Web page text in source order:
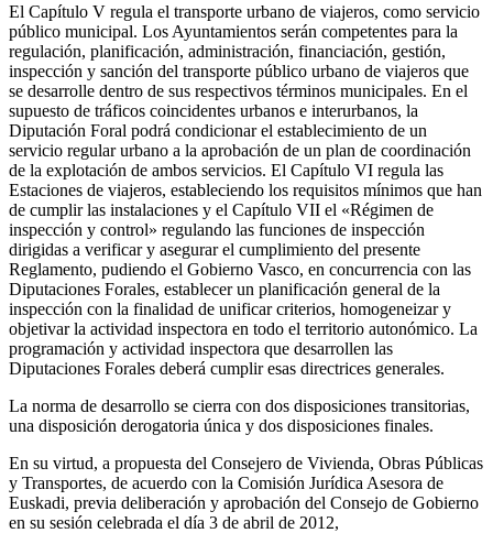
El Capítulo V regula el transporte urbano de viajeros, como servicio
público municipal. Los Ayuntamientos serán competentes para la
regulación, planificación, administración, financiación, gestión,
inspección y sanción del transporte público urbano de viajeros que
se desarrolle dentro de sus respectivos términos municipales. En el
supuesto de tráficos coincidentes urbanos e interurbanos, la
Diputación Foral podrá condicionar el establecimiento de un
servicio regular urbano a la aprobación de un plan de coordinación
de la explotación de ambos servicios. El Capítulo VI regula las
Estaciones de viajeros, estableciendo los requisitos mínimos que han
de cumplir las instalaciones y el Capítulo VII el «Régimen de
inspección y control» regulando las funciones de inspección
dirigidas a verificar y asegurar el cumplimiento del presente
Reglamento, pudiendo el Gobierno Vasco, en concurrencia con las
Diputaciones Forales, establecer un planificación general de la
inspección con la finalidad de unificar criterios, homogeneizar y
objetivar la actividad inspectora en todo el territorio autonómico. La
programación y actividad inspectora que desarrollen las
Diputaciones Forales deberá cumplir esas directrices generales.
La norma de desarrollo se cierra con dos disposiciones transitorias,
una disposición derogatoria única y dos disposiciones finales.
En su virtud, a propuesta del Consejero de Vivienda, Obras Públicas
y Transportes, de acuerdo con la Comisión Jurídica Asesora de
Euskadi, previa deliberación y aprobación del Consejo de Gobierno
en su sesión celebrada el día 3 de abril de 2012,